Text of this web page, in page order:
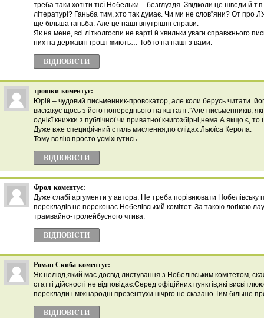
треба таки хотіти тієї Нобельки – безглуздя. Звідколи це шведи й
літературі? Ганьба тим, хто так думає. Чи ми не слов”яни? От про
ще більша ганьба. Але це наші внутрішні справи.
Як на мене, всі літколгоспи не варті й хвильки уваги справжнього
них на державні гроші жиють… Тобто на наші з вами.
ВІДПОВІCТИ
трошки коментує:
Юрій – чудовий письменник-провокатор, але коли берусь читати
вискакує щось з його попереднього на кшталт:”Але письменників,
однієї книжки з публічної чи приватної книгозбірні,нема.А
Дуже вже специфічний стиль мислення,по слідах Льюїса Керола.
Тому волію просто усміхнутись.
ВІДПОВІCТИ
Фрол коментує:
Дуже слабі аргументи у автора. Не треба порівнювати Нобелівську
перекладів не переконає Нобелівський комітет. За такою логікою
трамвайно-тролейбусного чтива.
ВІДПОВІCТИ
Роман Скиба коментує:
Як нелюд,який має досвід листування з Нобелівським комітетом,
статті дійсності не відповідає.Серед офіційних пунктів,які
переклади і міжнародні презентухи нічрго не сказано.Тим більше про
ВІДПОВІCТИ